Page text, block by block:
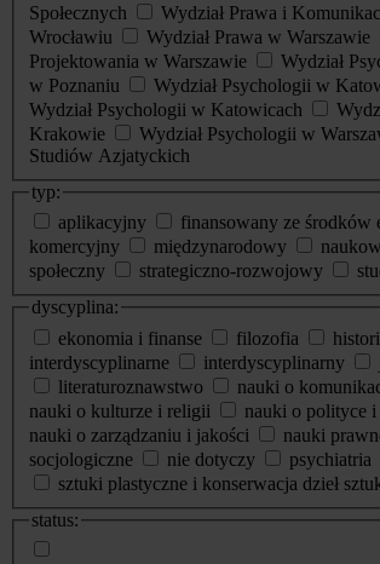
Społecznych
Wydział Prawa i
Wrocławiu
Wydział Prawa w Warszawie
Projektowania w Warszawie
Wydział
w Poznaniu
Wydział Psychologii w
Wydział Psychologii w Katowicach
Krakowie
Wydział Psychologii w
Studiów Azjatyckich
typ:
aplikacyjny
finansowany ze środków
komercyjny
międzynarodowy
społeczny
strategiczno-rozwojowy
dyscyplina:
ekonomia i finanse
filozofia
interdyscyplinarne
interdyscyplinarny
literaturoznawstwo
nauki o
nauki o kulturze i religii
nauki o polityce
nauki o zarządzaniu i jakości
nauki
socjologiczne
nie dotyczy psychiatria
sztuki plastyczne i konserwacja dzieł
status: